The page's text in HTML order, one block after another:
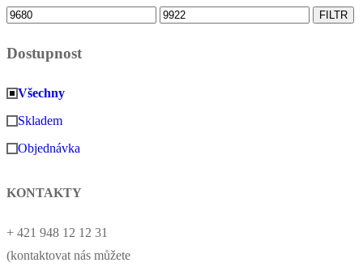
Minimální
Maximální
FILTR
Dostupnost
Všechny
Skladem
Objednávka
KONTAKTY
+ 421 948 12 12 31
(kontaktovat nás můžete